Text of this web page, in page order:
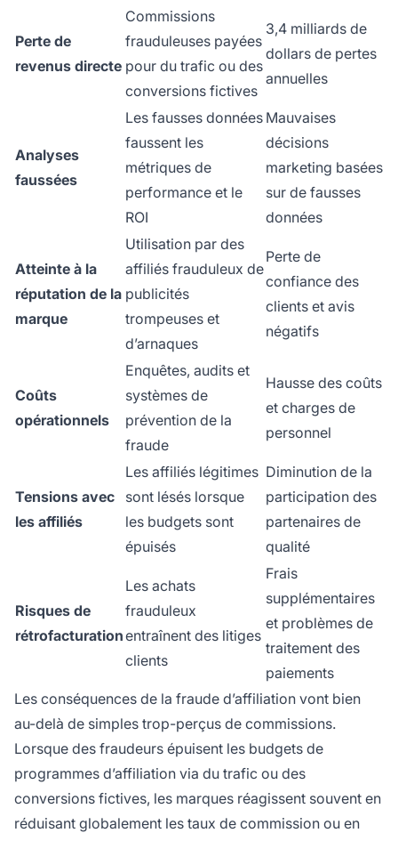
Perte de
revenus directe
Commissions
frauduleuses payées
pour du trafic ou des
conversions fictives
3,4 milliards de
dollars de pertes
annuelles
Analyses
faussées
Les fausses données
faussent les
métriques de
performance et le
ROI
Mauvaises
décisions
marketing basées
sur de fausses
données
Atteinte à la
réputation de la
marque
Utilisation par des
affiliés frauduleux de
publicités
trompeuses et
d’arnaques
Perte de
confiance des
clients et avis
négatifs
Coûts
opérationnels
Enquêtes, audits et
systèmes de
prévention de la
fraude
Hausse des coûts
et charges de
personnel
Tensions avec
les affiliés
Les affiliés légitimes
sont lésés lorsque
les budgets sont
épuisés
Diminution de la
participation des
partenaires de
qualité
Risques de
rétrofacturation
Les achats
frauduleux
entraînent des litiges
clients
Frais
supplémentaires
et problèmes de
traitement des
paiements
Les conséquences de la fraude d’affiliation vont bien
au-delà de simples trop-perçus de commissions.
Lorsque des fraudeurs épuisent les budgets de
programmes d’affiliation via du trafic ou des
conversions fictives, les marques réagissent souvent en
réduisant globalement les taux de commission ou en